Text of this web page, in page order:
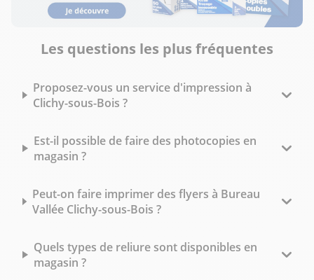
Les questions les plus fréquentes
Proposez-vous un service d'impression à
Clichy-sous-Bois ?
Est-il possible de faire des photocopies en
magasin ?
Peut-on faire imprimer des flyers à Bureau
Vallée Clichy-sous-Bois ?
Quels types de reliure sont disponibles en
magasin ?